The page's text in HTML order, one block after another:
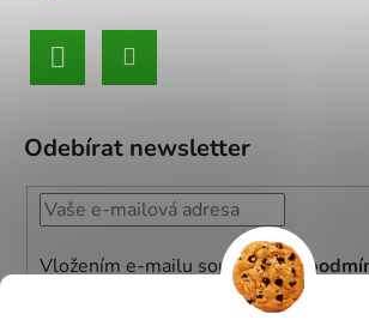
Odebírat newsletter
Vložením e-mailu souhlasíte s